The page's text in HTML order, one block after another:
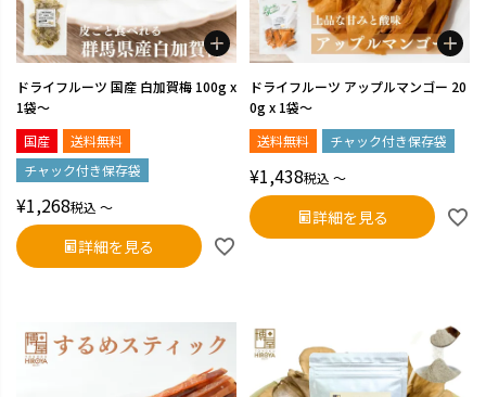
ドライフルーツ 国産 白加賀梅 100g x
1袋～
国産
送料無料
チャック付き保存袋
¥1,268税込 〜
詳細を見る
ドライフルーツ アップルマンゴー 20
0g x 1袋～
送料無料
チャック付き保存袋
¥1,438税込 〜
詳細を見る